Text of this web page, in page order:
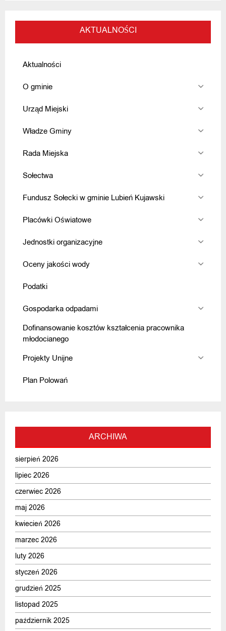
AKTUALNOŚCI
Aktualności
O gminie
Urząd Miejski
Władze Gminy
Rada Miejska
Sołectwa
Fundusz Sołecki w gminie Lubień Kujawski
Placówki Oświatowe
Jednostki organizacyjne
Oceny jakości wody
Podatki
Gospodarka odpadami
Dofinansowanie kosztów kształcenia pracownika
młodocianego
Projekty Unijne
Plan Polowań
ARCHIWA
sierpień 2026
lipiec 2026
czerwiec 2026
maj 2026
kwiecień 2026
marzec 2026
luty 2026
styczeń 2026
grudzień 2025
listopad 2025
październik 2025